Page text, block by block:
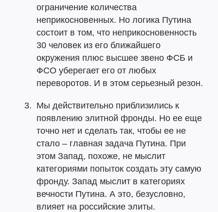
ограничение количества
неприкосновенных. Но логика Путина
состоит в том, что неприкосновенность
30 человек из его ближайшего
окружения плюс высшее звено ФСБ и
ФСО уберегает его от любых
переворотов. И в этом серьезный резон.
Мы действительно приблизились к
появлению элитной фронды. Но ее еще
точно нет и сделать так, чтобы ее не
стало – главная задача Путина. При
этом Запад, похоже, не мыслит
категориями попыток создать эту самую
фронду. Запад мыслит в категориях
вечности Путина. А это, безусловно,
влияет на российские элиты.